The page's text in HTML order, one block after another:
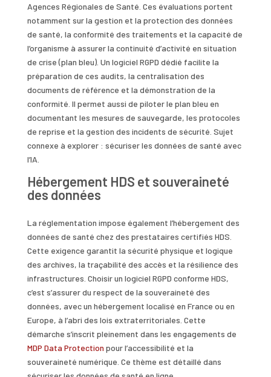
Agences Régionales de Santé. Ces évaluations portent
notamment sur la gestion et la protection des données
de santé, la conformité des traitements et la capacité de
l’organisme à assurer la continuité d’activité en situation
de crise (plan bleu). Un logiciel RGPD dédié facilite la
préparation de ces audits, la centralisation des
documents de référence et la démonstration de la
conformité. Il permet aussi de piloter le plan bleu en
documentant les mesures de sauvegarde, les protocoles
de reprise et la gestion des incidents de sécurité. Sujet
connexe à explorer : sécuriser les données de santé avec
l’IA.
Hébergement HDS et souveraineté
des données
La réglementation impose également l’hébergement des
données de santé chez des prestataires certifiés HDS.
Cette exigence garantit la sécurité physique et logique
des archives, la traçabilité des accès et la résilience des
infrastructures. Choisir un logiciel RGPD conforme HDS,
c’est s’assurer du respect de la souveraineté des
données, avec un hébergement localisé en France ou en
Europe, à l’abri des lois extraterritoriales. Cette
démarche s’inscrit pleinement dans les engagements de
MDP Data Protection pour l’accessibilité et la
souveraineté numérique. Ce thème est détaillé dans